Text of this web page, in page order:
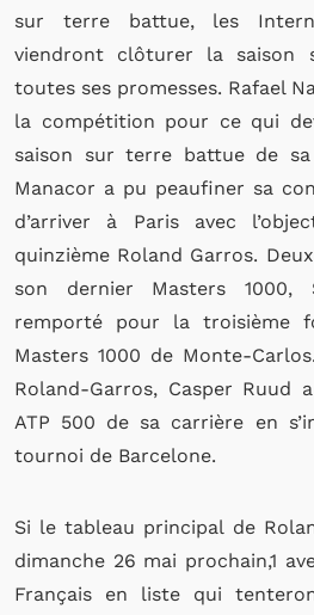
sur terre battue, les
viendront clôturer la
toutes ses promesses. Rafael
la compétition pour ce qui
saison sur terre battue de
Manacor a pu peaufiner sa
d’arriver à Paris avec
quinzième Roland Garros.
son dernier Masters 1000,
remporté pour la troisième
Masters 1000 de Monte-
Roland-Garros, Casper Ruud
ATP 500 de sa carrière en
tournoi de Barcelone.
Si le tableau principal de
dimanche 26 mai prochain,1
Français en liste qui